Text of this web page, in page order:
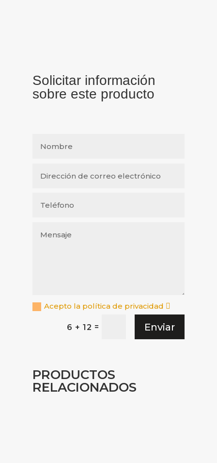
Solicitar información
sobre este producto
Acepto la política de privacidad
6 + 12 = Enviar
PRODUCTOS
RELACIONADOS